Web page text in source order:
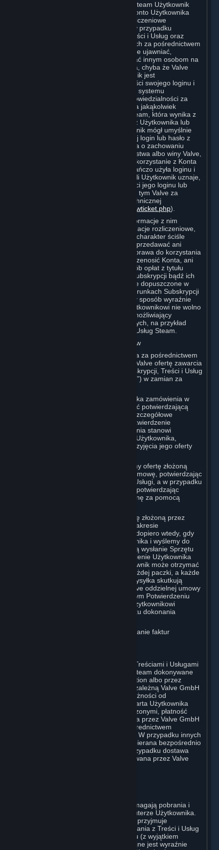
Po zakończeniu procesu rejestracji w Steam Użytkownik
tworzy swoje konto Steam („Konto”). Konto Użytkownika
może również zawierać informacje rozliczeniowe
przekazane przez Użytkownika Valve w przypadku
transakcji dotyczących Subskrypcji, Treści i Usług oraz
zakupu jakichkolwiek towarów fizycznych za pośrednictwem
Steam („Sprzętu”). Użytkownik nie może ujawniać,
udostępniać ani w inny sposób zezwalać innym osobom na
korzystanie ze swojego hasła lub Konta, chyba że Valve
wyraźnie wyrazi na to zgodę. Użytkownik jest
odpowiedzialny za zachowanie poufności swojego loginu i
hasła oraz za bezpieczeństwo swojego systemu
komputerowego. Valve nie ponosi odpowiedzialności za
użycie hasła i Konta Użytkownika ani za jakąkolwiek
komunikację i aktywność w serwisie Steam, która wynika z
użycia loginu i hasła Użytkownika przez Użytkownika lub
jakąkolwiek inną osobę, której Użytkownik mógł umyślnie
albo w wyniku niedbalstwa ujawnić swój login lub hasło z
naruszeniem niniejszego postanowienia o zachowaniu
poufności. O ile nie wynika to z niedbalstwa albo winy Valve,
Valve nie ponosi odpowiedzialności za korzystanie z Konta
Użytkownika przez osobę, która oszukańczo użyła loginu i
hasła Użytkownika bez jego zgody. Jeśli Użytkownik uznaje,
że mogło dojść do naruszenia poufności jego loginu lub
hasła, musi niezwłocznie powiadomić o tym Valve za
pośrednictwem formularza pomocy technicznej
https://support.steampowered.com/newticket.php).
Konto Użytkownika, w tym wszelkie informacje z nim
związane (np. dane kontaktowe, informacje rozliczeniowe,
historia Konta i Subskrypcje itp.), mają charakter ściśle
osobisty. Użytkownik nie może zatem sprzedawać ani
pobierać od innych osób opłat z tytułu prawa do korzystania
ze swojego Konta ani w inny sposób przenosić Konta, ani
sprzedawać lub pobierać od innych osób opłat z tytułu
prawa do korzystania z jakichkolwiek Subskrypcji bądź ich
przenosić, chyba że zostało to wyraźnie dopuszczone w
niniejszej Umowie (w tym wszelkich Warunkach Subskrypcji
lub Zasadach Korzystania) bądź w inny sposób wyraźnie
dozwolone przez Valve. Co więcej, Użytkownikowi nie wolno
użytkować swojego Konta w sposób umożliwiający
naruszenie niniejszej Umowy przez innych, na przykład
poprzez komercyjne używanie Treści i Usług Steam.
D. Wyrażenie Zgody na Zawarcie Umów
Zamówienie złożone przez Użytkownika za pośrednictwem
serwisu Steam stanowi skierowaną do Valve ofertę zawarcia
umowy na dostawę zamówionych Subskrypcji, Treści i Usług
lub Sprzętu („Produktu” lub „Produktów”) w zamian za
W momencie złożenia przez Użytkownika zamówienia w
serwisie Steam wyślemy mu wiadomość potwierdzającą
otrzymanie zamówienia i zawierającą szczegółowe
informacje dotyczące zamówienia („Potwierdzenie
Zamówienia”). Potwierdzenie Zamówienia stanowi
potwierdzenie otrzymania zamówienia Użytkownika,
natomiast nie stanowi potwierdzenia przyjęcia jego oferty
W przypadku Treści i Usług przyjmujemy ofertę złożoną
przez Użytkownika i zawieramy z nim umowę, potwierdzając
transakcję i udostępniając mu Treści i Usługi, a w przypadku
zamówień przedpremierowych jedynie potwierdzając
transakcję i pobierając odpowiednią cenę za pomocą
W przypadku Sprzętu przyjmiemy ofertę złożoną przez
Użytkownika i dokonamy transakcji w zakresie
zamówionego przez niego przedmiotu dopiero wtedy, gdy
dokonamy wysyłki Sprzętu do Użytkownika i wyślemy do
niego wiadomość e-mail potwierdzającą wysłanie Sprzętu
(„Potwierdzenie Wysyłki”). Jeśli zamówienie Użytkownika
jest wysyłane w kilku paczkach, Użytkownik może otrzymać
oddzielne Potwierdzenie Wysyłki dla każdej paczki, a każde
Potwierdzenie Wysyłki i odpowiednia wysyłka skutkują
zawarciem między Użytkownikiem i Valve oddzielnej umowy
sprzedaży Sprzętu wskazanego w danym Potwierdzeniu
Wysyłki. Wszelki Sprzęt dostarczony Użytkownikowi
pozostaje własnością Valve do momentu dokonania
Użytkownik wyraża zgodę na otrzymywanie faktur
Przetwarzanie płatności związanych z Treściami i Usługami
lub Sprzętem zakupionym w serwisie Steam dokonywane
jest bezpośrednio przez Valve Corporation albo przez
należącą w całości do Valve jej spółkę zależną Valve GmbH
i.L. w imieniu Valve Corporation, w zależności od
zastosowanej metody płatności. Jeśli karta Użytkownika
została wydana poza Stanami Zjednoczonymi, płatność
Użytkownika może zostać przetworzona przez Valve GmbH
i.L. w imieniu Valve Corporation za pośrednictwem
europejskiego agenta rozliczeniowego. W przypadku innych
rodzajów zakupów płatność będzie pobierana bezpośrednio
przez Valve Corporation. W każdym przypadku dostawa
Treści i Usług oraz Sprzętu jest realizowana przez Valve
Steam i Subskrypcja (Subskrypcje) wymagają pobrania i
zainstalowania Treści i Usług na komputerze Użytkownika.
Valve niniejszym udziela, a Użytkownik przyjmuje
niewyłączną licencję i prawo do korzystania z Treści i Usług
do osobistego, niekomercyjnego użytku (z wyjątkiem
przypadków, w których użycie komercyjne jest wyraźnie